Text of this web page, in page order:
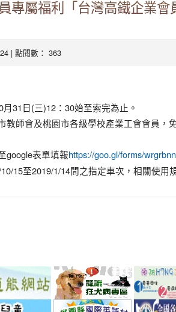
專屬福利「台灣高鐵企業
| 點閱數： 363
31日(三)12：30始至索完為止。
教師會及桃園市各級學校產業工會會員
google表單填報 https://goo.gl/forms/
15至2019/1/14間之指定車次，相關使用
MAIN/index.aspx
link
to
http://passport.fitness.org.tw/
link
to
http://
link